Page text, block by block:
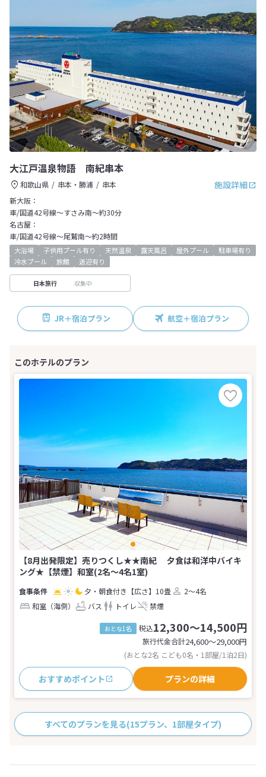
大江戸温泉物語 南紀串本
施設詳細
和歌山県 串本・勝浦
串本
新大阪：
車/国道42号線～すさみ南～約30分
名古屋：
車/国道42号線～尾鷲南～約2時間
大浴場 子供用プール有り 天然温泉 露天風呂 屋外プール
駐車場有り
冷水プール
旅館 送迎有り
日本旅行 収集中
JR＋宿泊プラン 航空＋宿泊プラン
【8月出発限定】売りつくし★★南紀 夕食は和洋中バイキ
ング★【禁煙】和室(2名～4名1室)
夕・朝食付き 【広さ】10畳
2～4名
和室（海側）
バス トイレ 禁煙
おとな1名 税込12,300～14,500円
旅行代金合計24,600〜29,000円
(おとな2名 こども0名・1部屋/1泊2日)
おすすめポイント プランの詳細
すべてのプランを見る(15プラン、1部屋タイプ)